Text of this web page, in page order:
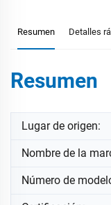
Resumen Detalles
Resumen
Lugar de origen:
Nombre de la
Número de